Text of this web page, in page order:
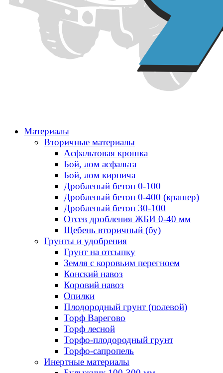
Материалы
Вторичные материалы
Асфальтовая крошка
Бой, лом асфальта
Бой, лом кирпича
Дробленый бетон 0-100
Дробленый бетон 0-400 (крашер)
Дробленый бетон 30-100
Отсев дробления ЖБИ 0-40 мм
Щебень вторичный (бу)
Грунты и удобрения
Грунт на отсыпку
Земля с коровьим перегноем
Конский навоз
Коровий навоз
Опилки
Плодородный грунт (полевой)
Торф Варегово
Торф лесной
Торфо-плодородный грунт
Торфо-сапропель
Инертные материалы